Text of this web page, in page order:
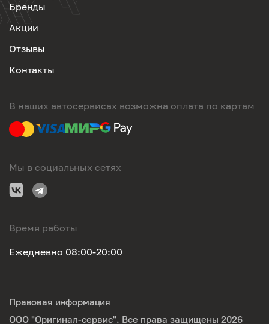
Бренды
Акции
Отзывы
Контакты
В наших автосервисах возможна оплата по картам
Мы в социальных сетях
Время работы
Ежедневно 08:00-20:00
ООО "Оригинал-сервис". Все права защищены 2026
Правовая информация